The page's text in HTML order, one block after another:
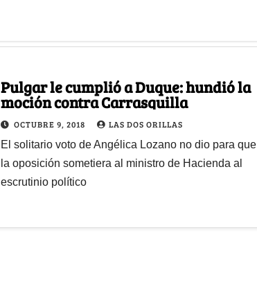
Pulgar le cumplió a Duque: hundió la
moción contra Carrasquilla
OCTUBRE 9, 2018 LAS DOS ORILLAS
El solitario voto de Angélica Lozano no dio para que
la oposición sometiera al ministro de Hacienda al
escrutinio político